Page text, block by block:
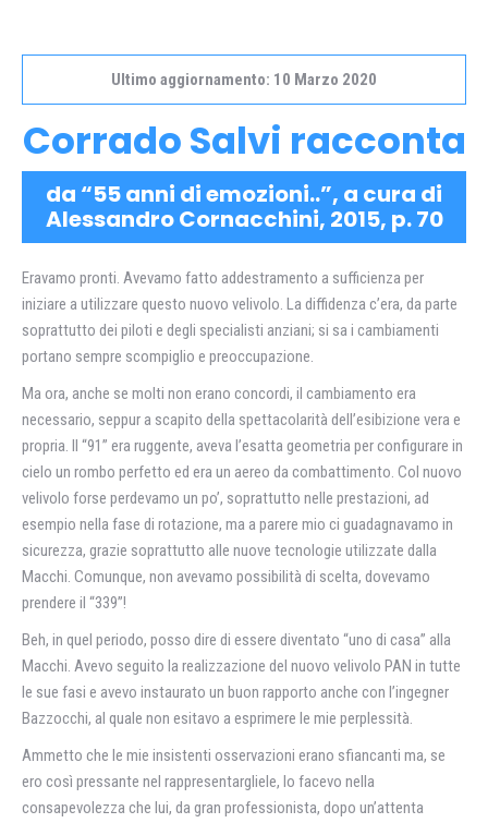
Ultimo aggiornamento: 10 Marzo 2020
Corrado Salvi racconta
da “55 anni di emozioni..”, a cura di
Alessandro Cornacchini, 2015, p. 70
Eravamo pronti. Avevamo fatto addestramento a sufficienza per
iniziare a utilizzare questo nuovo velivolo. La diffidenza c’era, da parte
soprattutto dei piloti e degli specialisti anziani; si sa i cambiamenti
portano sempre scompiglio e preoccupazione.
Ma ora, anche se molti non erano concordi, il cambiamento era
necessario, seppur a scapito della spettacolarità dell’esibizione vera e
propria. Il “91” era ruggente, aveva l’esatta geometria per configurare in
cielo un rombo perfetto ed era un aereo da combattimento. Col nuovo
velivolo forse perdevamo un po’, soprattutto nelle prestazioni, ad
esempio nella fase di rotazione, ma a parere mio ci guadagnavamo in
sicurezza, grazie soprattutto alle nuove tecnologie utilizzate dalla
Macchi. Comunque, non avevamo possibilità di scelta, dovevamo
prendere il “339”!
Beh, in quel periodo, posso dire di essere diventato “uno di casa” alla
Macchi. Avevo seguito la realizzazione del nuovo velivolo PAN in tutte
le sue fasi e avevo instaurato un buon rapporto anche con l’ingegner
Bazzocchi, al quale non esitavo a esprimere le mie perplessità.
Ammetto che le mie insistenti osservazioni erano sfiancanti ma, se
ero così pressante nel rappresentargliele, lo facevo nella
consapevolezza che lui, da gran professionista, dopo un’attenta